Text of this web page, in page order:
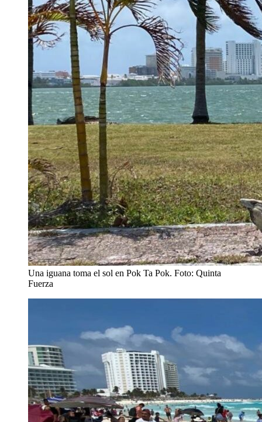
Una iguana toma el sol en Pok Ta Pok. Foto: Quinta
Fuerza